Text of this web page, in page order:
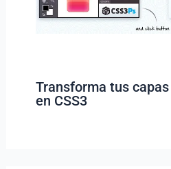
Transforma tus
en CSS3